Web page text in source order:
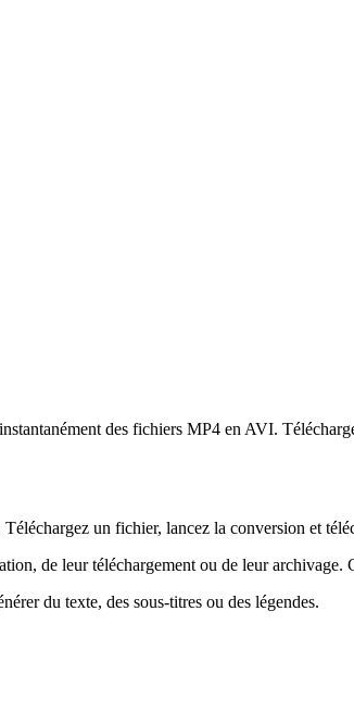
des fichiers MP4 en AVI.
un fichier, lancez la conversion et
de leur téléchargement ou de leur
du texte, des sous-titres ou des légendes.